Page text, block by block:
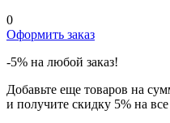
0
Оформить заказ
-5% на любой заказ!
Добавьте еще товаров на
и получите скидку 5% на все